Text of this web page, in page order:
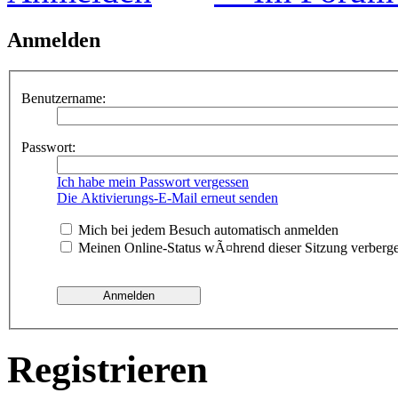
Anmelden
Benutzername:
Passwort:
Ich habe mein Passwort vergessen
Die Aktivierungs-E-Mail erneut senden
Mich bei jedem Besuch automatisch anmelden
Meinen Online-Status wÃ¤hrend dieser Sitzung
Registrieren